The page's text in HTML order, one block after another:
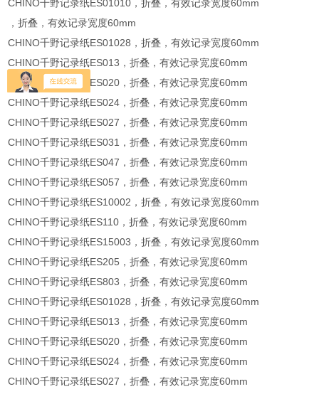
CHINO千野记录纸ES01010，折叠，有效记录宽度60mm
，折叠，有效记录宽度60mm
CHINO千野记录纸ES01028，折叠，有效记录宽度60mm
CHINO千野记录纸ES013，折叠，有效记录宽度60mm
CHINO千野记录纸ES020，折叠，有效记录宽度60mm
CHINO千野记录纸ES024，折叠，有效记录宽度60mm
CHINO千野记录纸ES027，折叠，有效记录宽度60mm
CHINO千野记录纸ES031，折叠，有效记录宽度60mm
CHINO千野记录纸ES047，折叠，有效记录宽度60mm
CHINO千野记录纸ES057，折叠，有效记录宽度60mm
CHINO千野记录纸ES10002，折叠，有效记录宽度60mm
CHINO千野记录纸ES110，折叠，有效记录宽度60mm
CHINO千野记录纸ES15003，折叠，有效记录宽度60mm
CHINO千野记录纸ES205，折叠，有效记录宽度60mm
CHINO千野记录纸ES803，折叠，有效记录宽度60mm
CHINO千野记录纸ES01028，折叠，有效记录宽度60mm
CHINO千野记录纸ES013，折叠，有效记录宽度60mm
CHINO千野记录纸ES020，折叠，有效记录宽度60mm
CHINO千野记录纸ES024，折叠，有效记录宽度60mm
CHINO千野记录纸ES027，折叠，有效记录宽度60mm